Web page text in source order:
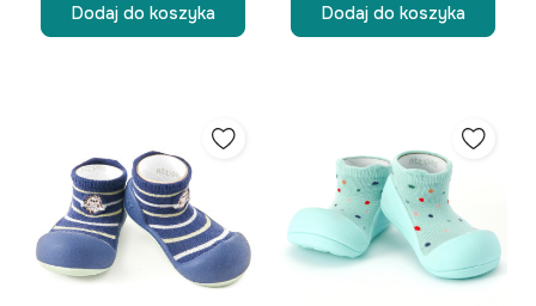
Dodaj do koszyka Dodaj do koszyka